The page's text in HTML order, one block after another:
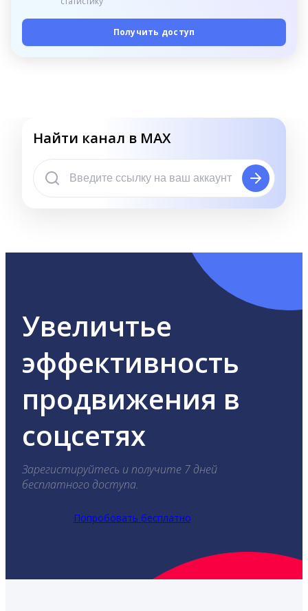
Получить доступ
Найти канал в MAX
Увеличтье
эффективность
продвижения в
соцсетях
Зарегистируйтесь и получите 7 дней
бесплатного доступа.
Попробовать бесплатно